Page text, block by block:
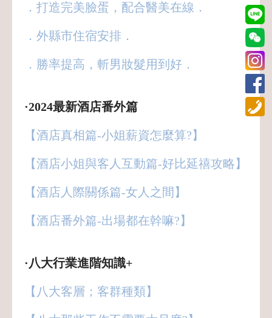
．打造完美臉蛋，配合醫美在線．
．外縣市住宿安排．
．勝率提高，斬男妝髮用到好．
·2024最新酒店番外篇
【酒店真相篇-小姐薪資怎麼算?】
【酒店小姐與客人互動篇-好比延禧攻略】
【酒店人際關係篇-女人之間】
【酒店番外篇-出場都在幹嘛?】
·八大行業進階知識+
【八大客層；客群種類】